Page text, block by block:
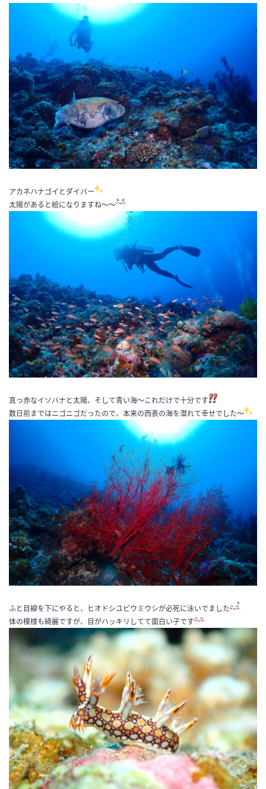
アカネハナゴイとダイバー
太陽があると絵になりますね〜〜
真っ赤なイソバナと太陽、そして青い海〜これだけで十分です
数日前まではニゴニゴだったので、本来の西表の海を潜れて幸せでした〜
ふと目線を下にやると、ヒオドシユビウミウシが必死に泳いでました
体の模様も綺麗ですが、目がハッキリしてて面白い子です